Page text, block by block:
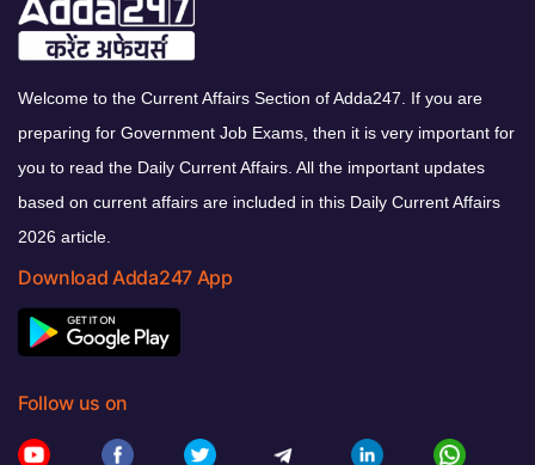
Welcome to the Current Affairs Section of Adda247. If you are
preparing for Government Job Exams, then it is very important for
you to read the Daily Current Affairs. All the important updates
based on current affairs are included in this Daily Current Affairs
2026 article.
Download Adda247 App
Follow us on